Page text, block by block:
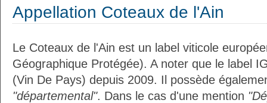
Appellation Coteaux de l'Ain
Le Coteaux de l'Ain est un label viticole
Géographique Protégée). A noter que le label
(Vin De Pays) depuis 2009. Il possède
"départemental". Dans le cas d'une mention